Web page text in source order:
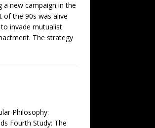
a new campaign in the
of the 90s was alive
invade mutualist
The strategy
Philosophy:
Fourth Study: The